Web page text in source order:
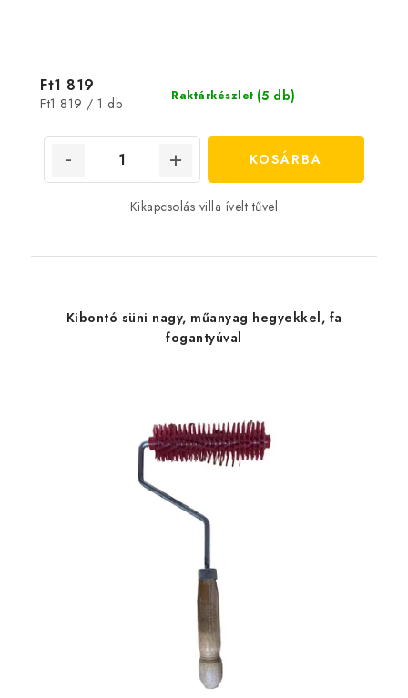
Raktárkészlet (5 db)
Ft1 819
Egységár:
Ft1 819 / 1 db
KOSÁRBA
Kikapcsolás villa ívelt tűvel
Kibontó süni nagy, műanyag hegyekkel, fa
fogantyúval